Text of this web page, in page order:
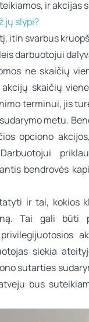
ir akcijas
jų slypi?
itin svarbus
darbuotojui
ne skaičių
skaičių
terminui, jis
metu.
opciono
bendrovės
ir tai, kokios
Tai gali būti
siekia
sutarties
bus